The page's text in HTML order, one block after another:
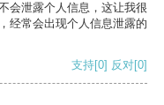
会泄露个人信息，这让我很
经常会出现个人信息泄露的
支持[0] 反对[0]